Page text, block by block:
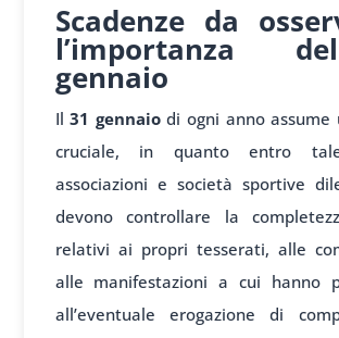
Scadenze da
l’importanza
gennaio
Il31 gennaiodi ogni anno assume
cruciale, in quanto entro
associazioni e società sportive
devono controllare la
relativi ai propri tesserati, alle
alle manifestazioni a cui hanno
all’eventuale erogazione di